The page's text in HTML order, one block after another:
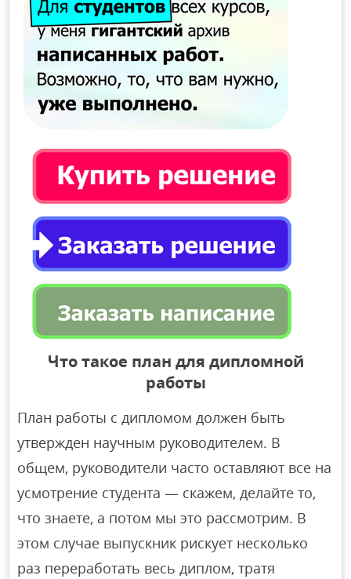
Что такое план для дипломной
работы
План работы с дипломом должен быть
утвержден научным руководителем. В
общем, руководители часто оставляют все на
усмотрение студента — скажем, делайте то,
что знаете, а потом мы это рассмотрим. В
этом случае выпускник рискует несколько
раз переработать весь диплом, тратя